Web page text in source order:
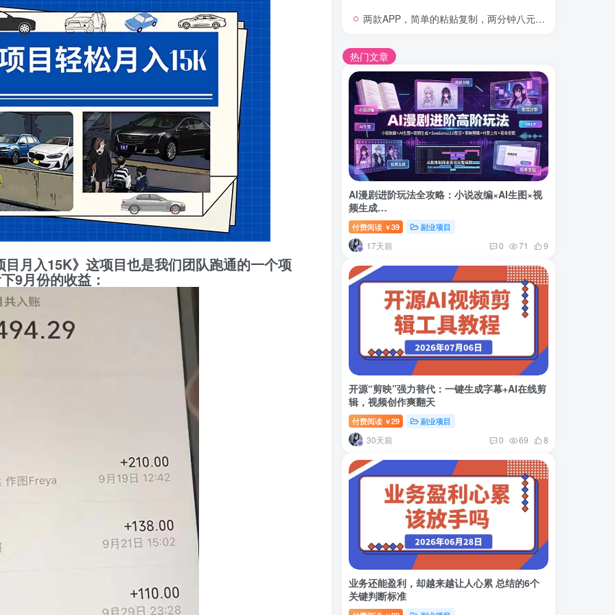
月入15K》这项目也是我们团队跑通的一个项
9月份的收益：
两款APP，简单的粘贴复制，两分钟八元钱，无限做，执行就有收入
热门文章
AI漫剧进阶玩法全攻略：小说改编×AI生图×视
频生成…
付费阅读 ￥39 副业项目
17天前 0 71 9
开源“剪映”强力替代：一键生成字幕+AI在线剪
辑，视频创作爽翻天
付费阅读 ￥29 副业项目
30天前 0 69 8
业务还能盈利，却越来越让人心累 总结的6个
关键判断标准